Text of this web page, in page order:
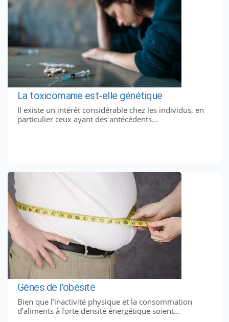
La toxicomanie est-elle génétique
Il existe un intérêt considérable chez les individus, en
particulier ceux ayant des antécédents...
Gènes de l'obésité
Bien que l’inactivité physique et la consommation
d’aliments à forte densité énergétique soient...